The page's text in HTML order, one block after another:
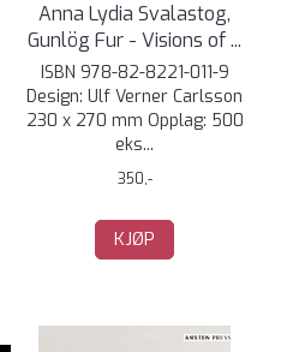
Anna Lydia Svalastog,
Gunlög Fur - Visions of ...
ISBN 978-82-8221-011-9
Design: Ulf Verner Carlsson
230 x 270 mm Opplag: 500
eks...
350,-
KJØP